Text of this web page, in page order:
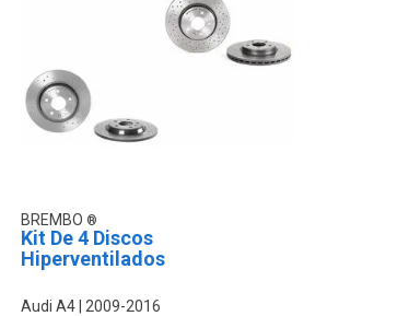
BREMBO
Kit De 4 Discos
Hiperventilados
Audi A4
2009-2016